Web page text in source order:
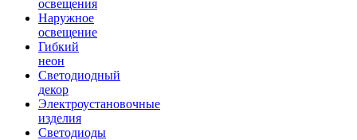
освещения
Наружное
освещение
Гибкий
неон
Светодиодный
декор
Электроустановочные
изделия
Светодиоды